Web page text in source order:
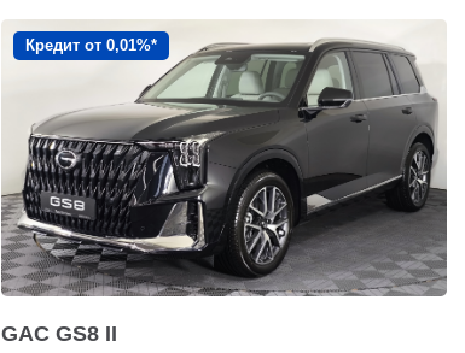
Кредит от 0,01%*
GAC GS8 II